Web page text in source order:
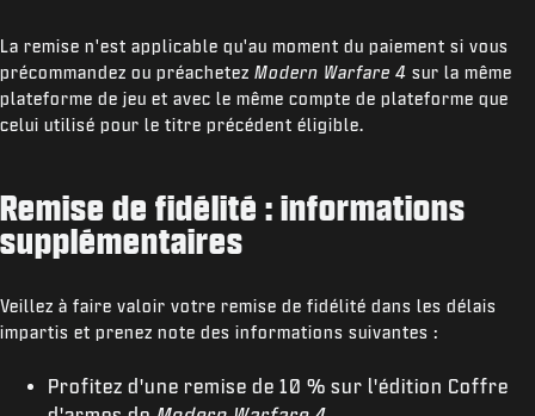
La remise n'est applicable qu'au moment du paiement si vous
précommandez ou préachetez Modern Warfare 4 sur la même
plateforme de jeu et avec le même compte de plateforme que
celui utilisé pour le titre précédent éligible.
Remise de fidélité : informations
supplémentaires
Veillez à faire valoir votre remise de fidélité dans les délais
impartis et prenez note des informations suivantes :
Profitez d'une remise de 10 % sur l'édition Coffre